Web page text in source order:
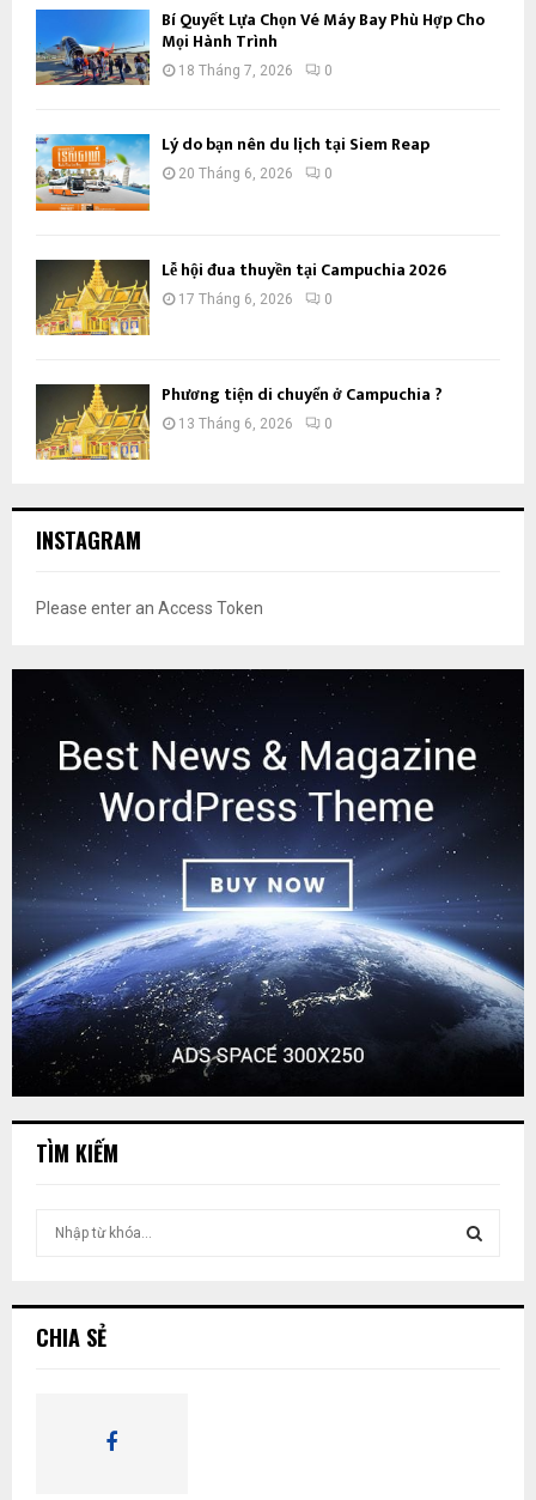
Bí Quyết Lựa Chọn Vé Máy Bay Phù Hợp Cho
Mọi Hành Trình
18 Tháng 7, 2026 0
Lý do bạn nên du lịch tại Siem Reap
20 Tháng 6, 2026 0
Lễ hội đua thuyền tại Campuchia 2026
17 Tháng 6, 2026 0
Phương tiện di chuyển ở Campuchia ?
13 Tháng 6, 2026 0
INSTAGRAM
Please enter an Access Token
TÌM KIẾM
ế
CHIA SẺ